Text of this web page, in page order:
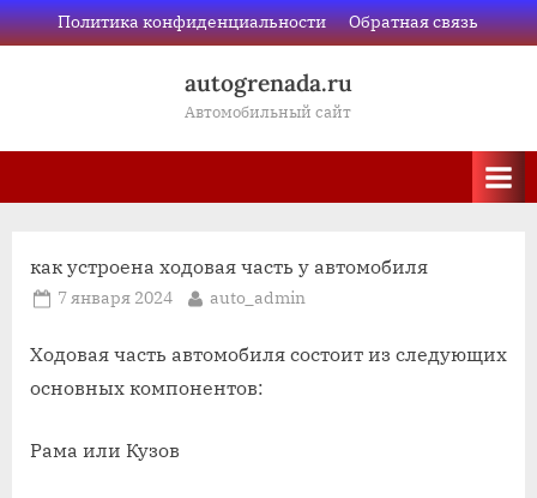
Skip
to
Политика конфиденциальности Обратная связь
autogrenada.ru
Автомобильный сайт
как устроена ходовая часть у автомобиля
Posted
7 января 2024 By
auto_admin
Ходовая часть автомобиля состоит из следующих
основных компонентов:
Рама или Кузов